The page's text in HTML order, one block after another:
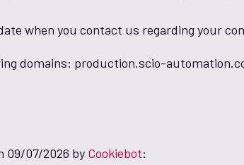
when you contact us regarding your
domains: production.scio-
09/07/2026 by Cookiebot: